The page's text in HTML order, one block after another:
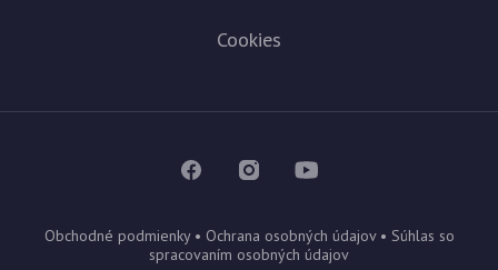
Cookies
Obchodné podmienky• Ochrana osobných údajov• Súhlas so
spracovaním osobných údajov